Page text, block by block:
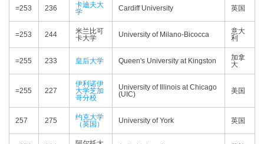
=253 236
卡迪夫大
学
Cardiff University 英国
=253 244
米兰比可
卡大学
University of Milano-Bicocca
意大
利
=255 233 皇后大学 Queen's University at Kingston
加拿
大
=255 227
伊利诺伊
大学芝加
哥分校
University of Illinois at Chicago
(UIC)
美国
257 275
约克大学
（英国）
University of York 英国